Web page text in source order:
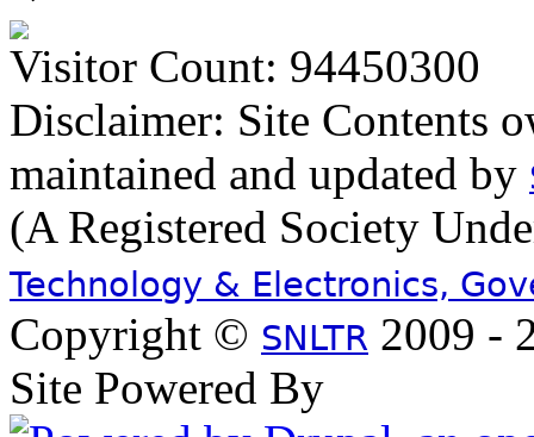
Visitor Count: 94450300
Disclaimer: Site Contents
maintained and updated by
(A Registered Society
Technology & Electronics,
Copyright © SNLTR 2009 -
Site Powered By